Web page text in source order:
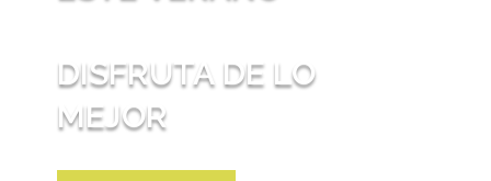
DISFRUTA DE LO
MEJOR